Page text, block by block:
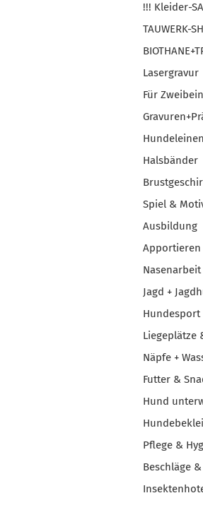
!!! Kleider-
TAUWERK-
Lasergravur
Für
Hundeleinen
Halsbänder
Spiel &
Ausbildung
Apportieren
Nasenarbeit
Jagd +
Hundesport
Liegeplätze
Näpfe +
Futter &
Hund
Pflege &
Beschläge